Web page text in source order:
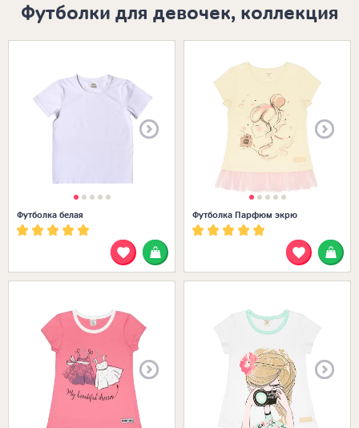
Футболки для девочек, коллекция
Футболка белая Футболка Парфюм экрю